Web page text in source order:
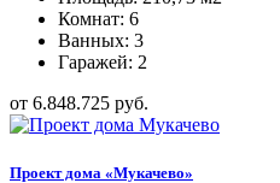
Комнат: 6
Ванных: 3
Гаражей: 2
от 6.848.725 руб.
Проект дома «Мукачево»